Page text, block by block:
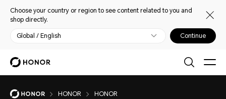
Choose your country or region to see content related to you and
shop directly.
Global / English Continue
HONOR HONOR